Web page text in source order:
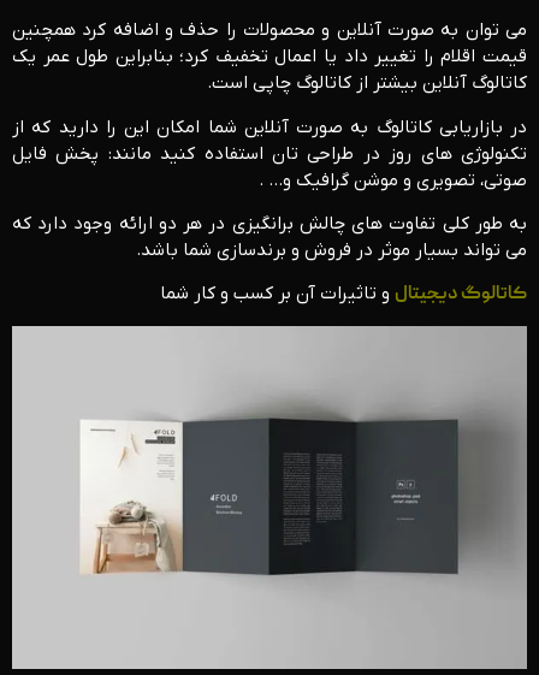
می توان به صورت آنلاین و محصولات را حذف و اضافه کرد همچنین
قیمت اقلام را تغییر داد یا اعمال تخفیف کرد؛ بنابراین طول عمر یک
کاتالوگ آنلاین بیشتر از کاتالوگ چاپی است.
در بازاریابی کاتالوگ به صورت آنلاین شما امکان این را دارید که از
تکنولوژی های روز در طراحی تان استفاده کنید مانند: پخش فایل
صوتی، تصویری و موشن گرافیک و… .
به طور کلی تفاوت های چالش برانگیزی در هر دو ارائه وجود دارد که
می تواند بسیار موثر در فروش و برندسازی شما باشد.
کاتالوگ دیجیتال و تاثیرات آن بر کسب و کار شما